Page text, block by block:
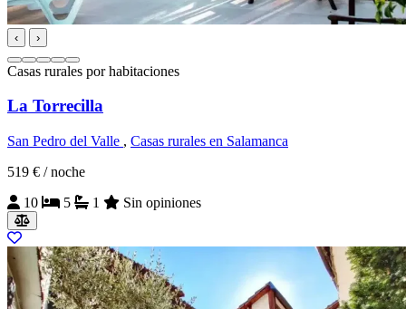
‹ ›
Casas rurales por habitaciones
La Torrecilla
San Pedro del Valle , Casas rurales en Salamanca
519 € / noche
10
5 1 Sin opiniones